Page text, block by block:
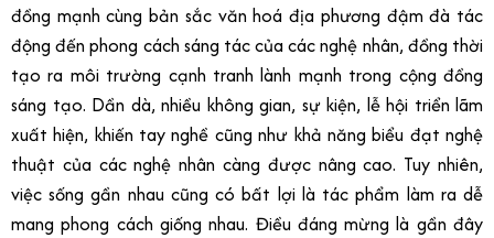
đồng mạnh cùng bản sắc văn hoá địa phương đậm đà tác
động đến phong cách sáng tác của các nghệ nhân, đồng thời
tạo ra môi trường cạnh tranh lành mạnh trong cộng đồng
sáng tạo. Dần dà, nhiều không gian, sự kiện, lễ hội triển lãm
xuất hiện, khiến tay nghề cũng như khả năng biểu đạt nghệ
thuật của các nghệ nhân càng được nâng cao. Tuy nhiên,
việc sống gần nhau cũng có bất lợi là tác phẩm làm ra dễ
mang phong cách giống nhau. Điều đáng mừng là gần đây